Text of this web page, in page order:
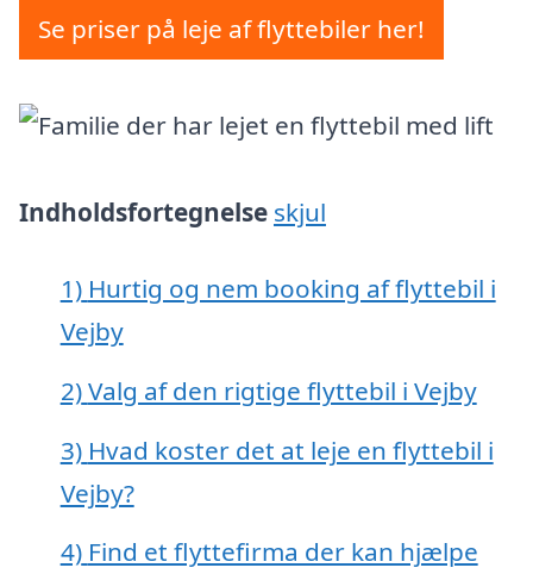
Se priser på leje af flyttebiler her!
Indholdsfortegnelse skjul
1) Hurtig og nem booking af flyttebil i
Vejby
2)Valg af den rigtige flyttebil i Vejby
3) Hvad koster det at leje en flyttebil i
Vejby?
4) Find et flyttefirma der kan hjælpe